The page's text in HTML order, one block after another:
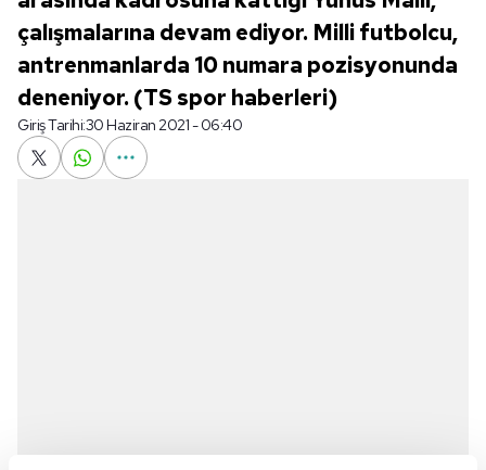
çalışmalarına devam ediyor. Milli futbolcu,
antrenmanlarda 10 numara pozisyonunda
deneniyor. (TS spor haberleri)
Giriş Tarihi:30 Haziran 2021 - 06:40